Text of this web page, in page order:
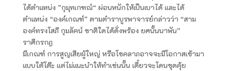
ได้ตำแหน่ง ”กุมุทเกฑณ์“ ผ่อนหนักให้เป็นเบาได้ และได้
ตำแหน่ง “องค์เกณฑ์” ตามตำราบูรพาจารย์กล่าวว่า “สาม
องค์ทรงโสภี กุมลัคน์ ชาติใดได้ดั่งพร้อง ยศนั้นนาพัน”
ราศีกรกฎ
มีเกณฑ์ การสูญเสียผู้ใหญ่ หรือโชคลาภอาจจะมีโอกาสเข้ามา
แบบใต้โต๊ะ แต่ไม่แนะนำให้ทำเช่นนั้น เดี๋ยวจะโดนขุดคุ้ย